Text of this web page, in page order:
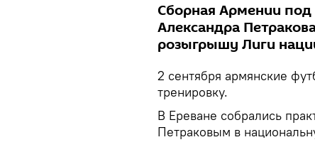
Сборная Армении под
Александра
розыгрышу Лиги
2 сентября армянские
тренировку.
В Ереване собрались
Петраковым в